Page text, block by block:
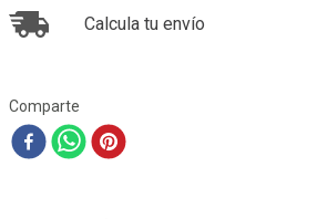
Calcula tu envío
Comparte